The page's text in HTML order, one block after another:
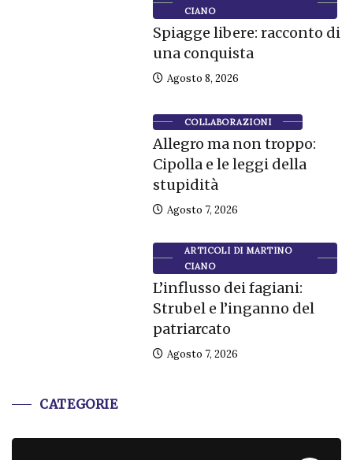
CIANO
Spiagge libere: racconto di
una conquista
Agosto 8, 2026
COLLABORAZIONI
Allegro ma non troppo:
Cipolla e le leggi della
stupidità
Agosto 7, 2026
ARTICOLI DI MARTINO
CIANO
L’influsso dei fagiani:
Strubel e l’inganno del
patriarcato
Agosto 7, 2026
CATEGORIE